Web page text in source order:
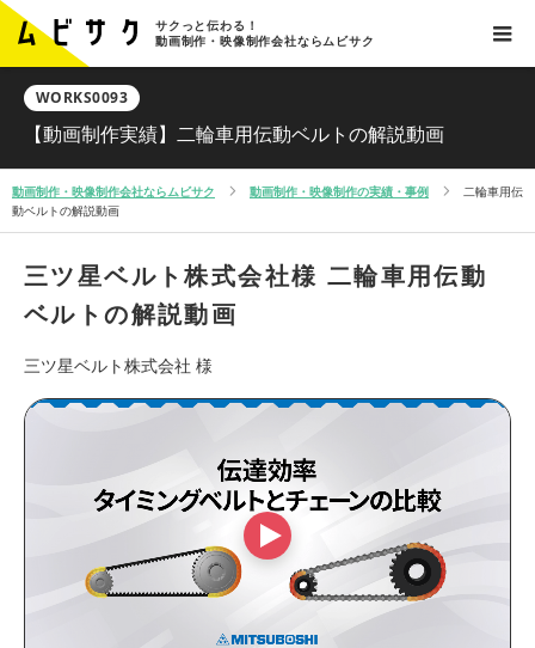
サクっと伝わる！
動画制作・映像制作会社ならムビサク
WORKS0093
【動画制作実績】二輪車用伝動ベルトの解説動画
動画制作・映像制作会社ならムビサク 動画制作・映像制作の実績・事例
二輪車用伝
動ベルトの解説動画
三ツ星ベルト株式会社様 二輪車用伝動
ベルトの解説動画
三ツ星ベルト株式会社 様